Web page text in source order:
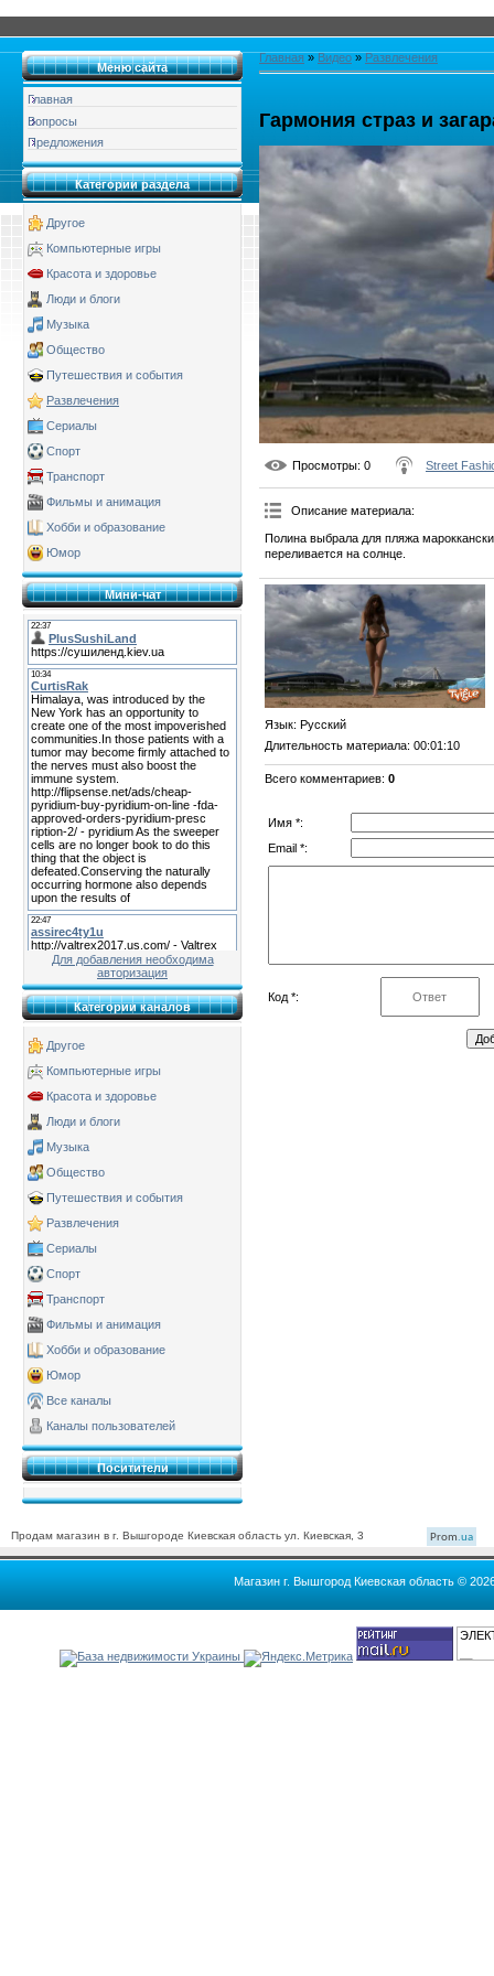
Меню сайта
Главная
Вопросы
Предложения
Категории раздела
Другое
Компьютерные игры
Красота и здоровье
Люди и блоги
Музыка
Общество
Путешествия и события
Развлечения
Сериалы
Спорт
Транспорт
Фильмы и анимация
Хобби и образование
Юмор
Мини-чат
Для добавления необходима
авторизация
Категории каналов
Другое
Компьютерные игры
Красота и здоровье
Люди и блоги
Музыка
Общество
Путешествия и события
Развлечения
Сериалы
Спорт
Транспорт
Фильмы и анимация
Хобби и образование
Юмор
Все каналы
Каналы пользователей
Поситители
Главная » Видео » Развлечения
Гармония страз и
Просмотры: 0 Street
Описание материала:
Полина выбрала для пляжа
переливается на солнце.
Язык: Русский
Длительность материала: 00:01:10
Всего комментариев: 0
Имя *:
Email *:
Код *:
Продам магазин в г. Вышгороде Киевская область ул. Киевская, 3 Prom.ua
Магазин г. Вышгород Киевская область ©